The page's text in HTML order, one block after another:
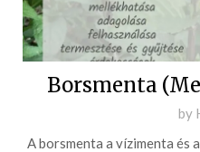
Borsmenta
by
A borsmenta a vízimenta és